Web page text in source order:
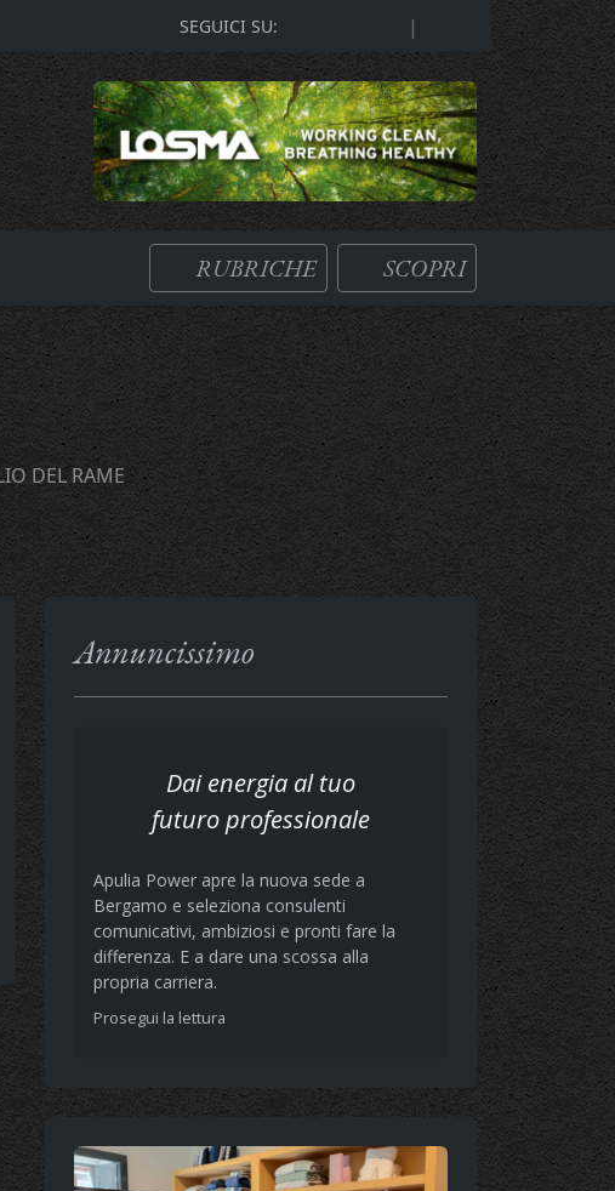
SEGUICI SU: |
RUBRICHE SCOPRI
DEL RAME
Annuncissimo
Dai energia al tuo
futuro professionale
Apulia Power apre la nuova sede a
Bergamo e seleziona consulenti
comunicativi, ambiziosi e pronti fare la
differenza. E a dare una scossa alla
propria carriera.
Prosegui la lettura